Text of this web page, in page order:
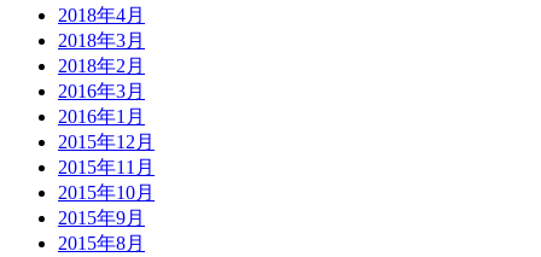
2018年4月
2018年3月
2018年2月
2016年3月
2016年1月
2015年12月
2015年11月
2015年10月
2015年9月
2015年8月